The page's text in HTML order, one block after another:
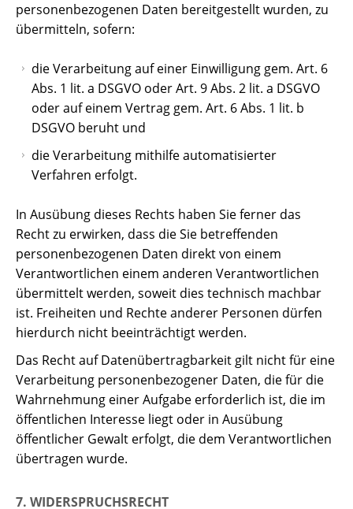
personenbezogenen Daten bereitgestellt wurden, zu
übermitteln, sofern:
die Verarbeitung auf einer Einwilligung gem. Art. 6
Abs. 1 lit. a DSGVO oder Art. 9 Abs. 2 lit. a DSGVO
oder auf einem Vertrag gem. Art. 6 Abs. 1 lit. b
DSGVO beruht und
die Verarbeitung mithilfe automatisierter
Verfahren erfolgt.
In Ausübung dieses Rechts haben Sie ferner das
Recht zu erwirken, dass die Sie betreffenden
personenbezogenen Daten direkt von einem
Verantwortlichen einem anderen Verantwortlichen
übermittelt werden, soweit dies technisch machbar
ist. Freiheiten und Rechte anderer Personen dürfen
hierdurch nicht beeinträchtigt werden.
Das Recht auf Datenübertragbarkeit gilt nicht für eine
Verarbeitung personenbezogener Daten, die für die
Wahrnehmung einer Aufgabe erforderlich ist, die im
öffentlichen Interesse liegt oder in Ausübung
öffentlicher Gewalt erfolgt, die dem Verantwortlichen
übertragen wurde.
7. WIDERSPRUCHSRECHT